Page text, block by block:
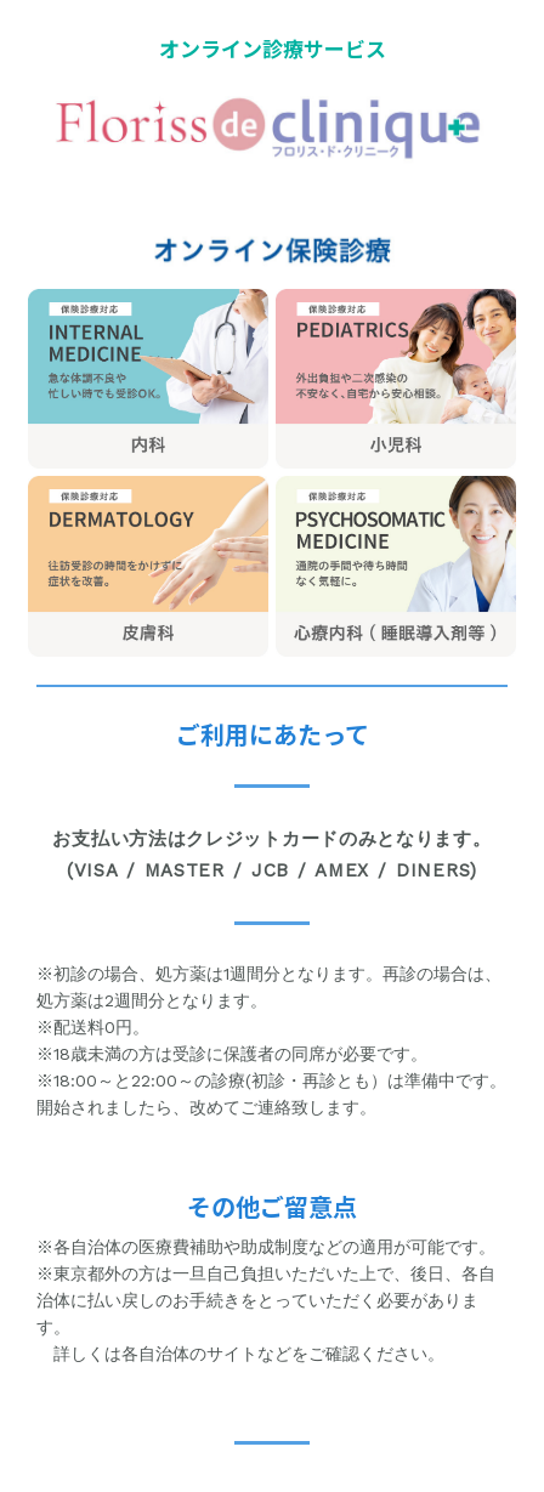
オンライン診療サービス
ご利用にあたって
お支払い方法はクレジットカードのみとなります。
(VISA / MASTER / JCB / AMEX / DINERS)
※初診の場合、処方薬は1週間分となります。再診の場合は、
処方薬は2週間分となります。
※配送料0円。
※18歳未満の方は受診に保護者の同席が必要です。
※18:00～と22:00～の診療(初診・再診とも）は準備中です。
開始されましたら、改めてご連絡致します。
その他ご留意点
※各自治体の医療費補助や助成制度などの適用が可能です。
※東京都外の方は一旦自己負担いただいた上で、後日、各自
治体に払い戻しのお手続きをとっていただく必要がありま
す。
詳しくは各自治体のサイトなどをご確認ください。